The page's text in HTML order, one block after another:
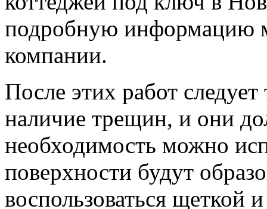
подробную информацию
компании.
После этих работ
наличие трещин, и они
необходимость можно
поверхности будут
воспользоваться щеткой